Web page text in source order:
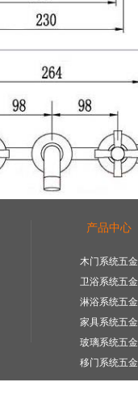
产品中心
木门系统五金
卫浴系统五金
淋浴系统五金
家具系统五金
玻璃系统五金
移门系统五金